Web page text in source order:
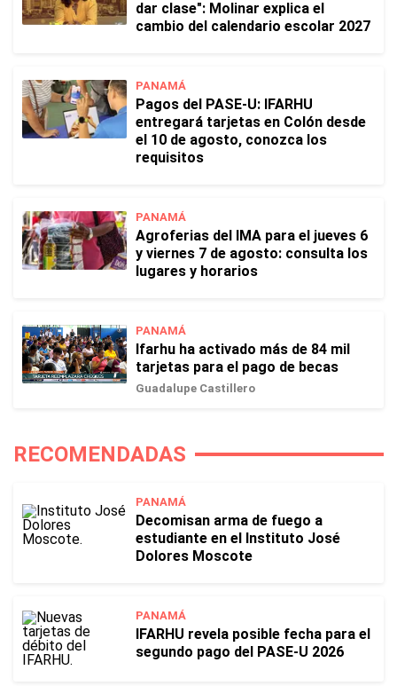
dar clase": Molinar explica el
cambio del calendario escolar 2027
PANAMÁ
Pagos del PASE-U: IFARHU
entregará tarjetas en Colón desde
el 10 de agosto, conozca los
requisitos
PANAMÁ
Agroferias del IMA para el jueves 6
y viernes 7 de agosto: consulta los
lugares y horarios
PANAMÁ
Ifarhu ha activado más de 84 mil
tarjetas para el pago de becas
Guadalupe Castillero
RECOMENDADAS
PANAMÁ
Decomisan arma de fuego a
estudiante en el Instituto José
Dolores Moscote
PANAMÁ
IFARHU revela posible fecha para el
segundo pago del PASE-U 2026